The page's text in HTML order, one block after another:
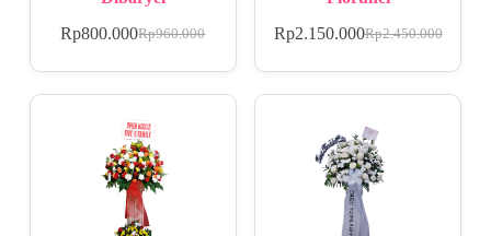
Rp960.000
Rp800.000 Rp2.450.000
Rp2.150.000